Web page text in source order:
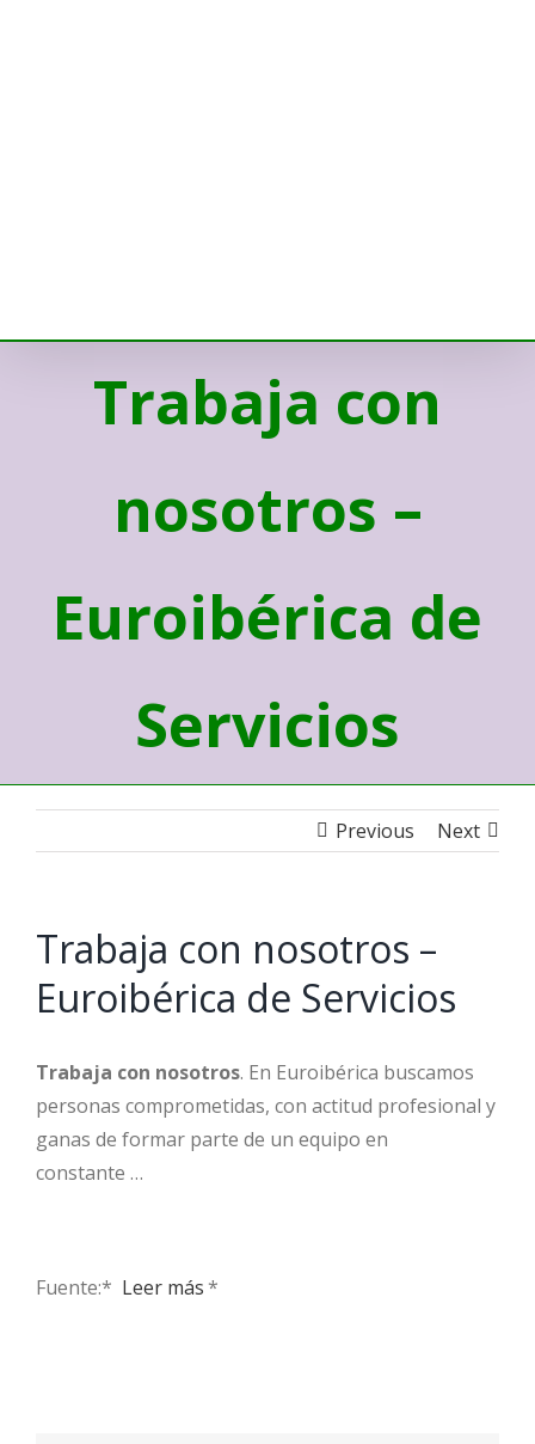
Trabaja con
nosotros –
Euroibérica de
Servicios
Previous Next
Trabaja con nosotros –
Euroibérica de Servicios
Trabaja con nosotros. En Euroibérica buscamos
personas comprometidas, con actitud profesional y
ganas de formar parte de un equipo en
constante …
Fuente:* ​ Leer más*